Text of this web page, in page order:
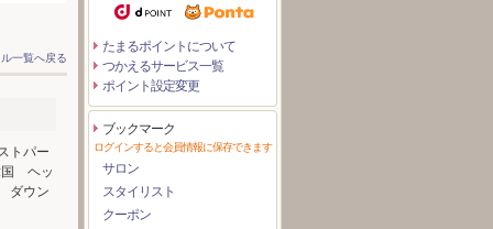
一覧へ戻る
トパー
ヘッ
ダウン
たまるポイントについて
つかえるサービス一覧
ポイント設定変更
ブックマーク
ログインすると会員情報に保存できます
サロン
スタイリスト
クーポン